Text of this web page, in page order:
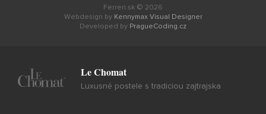
Ferreri.sk © 2026
Webdesign by Kennymax Visual Designer
Developed by PragueCoding.cz
Le Chomat
Luxusné postele s tradiciou zajtrajska